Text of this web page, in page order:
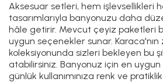
Aksesuar setleri, hem işlevsellikleri
tasarımlarıyla banyonuzu daha
hâle getirir. Mevcut çeyiz paketleri
uygun seçenekler sunar. Karaca'nın
koleksiyonunda sizleri bekleyen bu
atabilirsiniz. Banyonuz için en uygun
günlük kullanımınıza renk ve